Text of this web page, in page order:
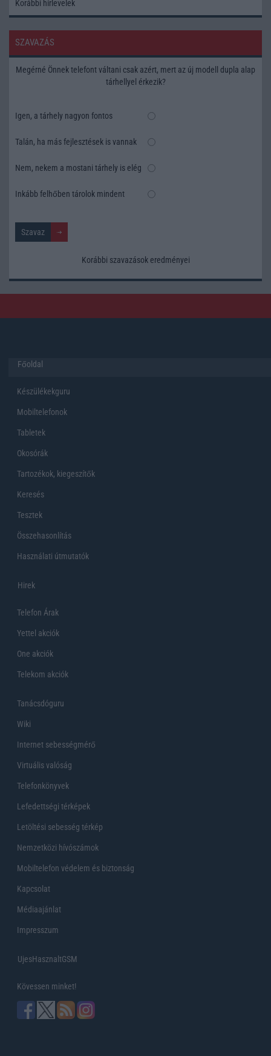
Korábbi hírlevelek
SZAVAZÁS
Megérné Önnek telefont váltani csak azért, mert az új modell dupla alap
tárhellyel érkezik?
Igen, a tárhely nagyon fontos
Talán, ha más fejlesztések is vannak
Nem, nekem a mostani tárhely is elég
Inkább felhőben tárolok mindent
Korábbi szavazások eredményei
Főoldal
Készülékekguru
Mobiltelefonok
Tabletek
Okosórák
Tartozékok, kiegeszítők
Keresés
Tesztek
Összehasonlítás
Használati útmutatók
Hirek
Telefon Árak
Yettel akciók
One akciók
Telekom akciók
Tanácsdóguru
Wiki
Internet sebességmérő
Virtuális valóság
Telefonkönyvek
Lefedettségi térképek
Letöltési sebesség térkép
Nemzetközi hívószámok
Mobiltelefon védelem és biztonság
Kapcsolat
Médiaajánlat
Impresszum
UjesHasznaltGSM
Kövessen minket!